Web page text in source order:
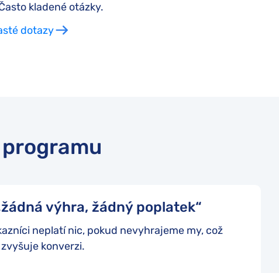
kladené otázky.
dotazy
výhra, žádný poplatek“
neplatí nic, pokud nevyhrajeme my, což
konverzi.